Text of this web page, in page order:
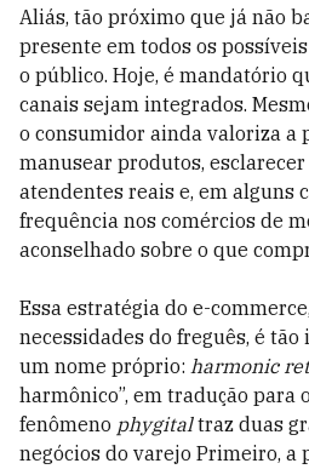
Aliás, tão próximo que já não
presente em todos os
o público. Hoje, é mandatório
canais sejam integrados.
o consumidor ainda valoriza a
manusear produtos,
atendentes reais e, em alguns
frequência nos comércios de
aconselhado sobre o que
Essa estratégia do e-
necessidades do freguês, é
um nome próprio: harmonic
harmônico”, em tradução para
fenômeno phygitaltraz duas
negócios do varejo Primeiro, a